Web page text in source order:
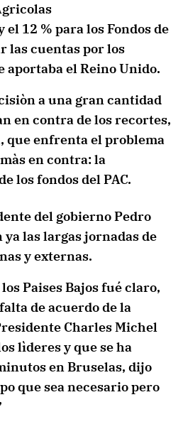
el 12 % para los Fondos de
las cuentas por los
el Reino Unido.
a una gran cantidad
en contra de los recortes,
que enfrenta el problema
en contra: la
los fondos del PAC.
del gobierno Pedro
las largas jornadas de
y externas.
Paises Bajos fué claro,
de acuerdo de la
Charles Michel
lìderes y que se ha
en Bruselas, dijo
que sea necesario pero